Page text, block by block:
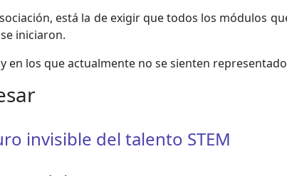
está la de exigir que todos los módulos
iniciaron.
en los que actualmente no se sienten
invisible del talento STEM